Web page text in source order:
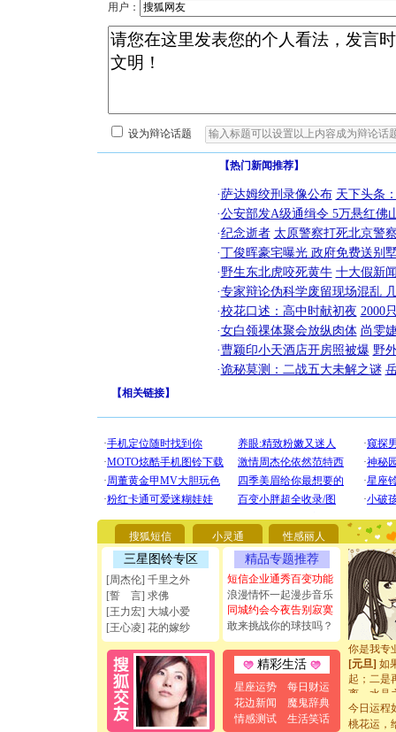
用户：
设为辩论话题
【热门新闻推荐】
·萨达姆绞刑录像公布 天下头条
·公安部发A级通缉令 5万悬红佛
·纪念逝者 太原警察打死北京警
·丁俊晖豪宅曝光 政府免费送别
·野生东北虎咬死黄牛 十大假新
·专家辩论伪科学废留现场混乱
·校花口述：高中时献初夜 2000
·女白领祼体聚会放纵肉体 尚雯
·曹颖印小天酒店开房照被爆 野
·诡秘莫测：二战五大未解之谜
【相关链接】
搜狐短信 小灵通 性感丽人
三星图铃专区
[周杰伦] 千里之外
[誓 言] 求佛
[王力宏] 大城小爱
[王心凌] 花的嫁纱
精品专题推荐
短信企业通秀百变功能
浪漫情怀一起漫步音乐
同城约会今夜告别寂寞
敢来挑战你的球技吗？
精彩生活
星座运势
每日财运
花边新闻
魔鬼辞典
情感测试
生活笑话
[圣诞节]
你太多
要平安！
[圣诞节]
能正大光
天都要快
[圣诞节]
如意,快
[元旦]看
断电。爱
你是我专
[元旦] 如
起；二是
离。水晶
[元旦]当
泣，这痛
今日运程
桃花运，